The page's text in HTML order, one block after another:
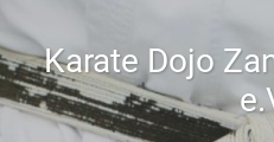
Karate Dojo